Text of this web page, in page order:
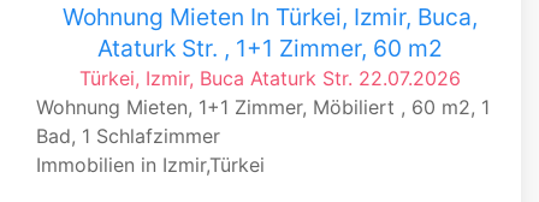
Wohnung Mieten In Türkei, Izmir, Buca,
Ataturk Str. , 1+1 Zimmer, 60 m2
Türkei, Izmir, Buca Ataturk Str. 22.07.2026
Wohnung Mieten, 1+1 Zimmer, Möbiliert , 60 m2, 1
Bad, 1 Schlafzimmer
Immobilien in Izmir,Türkei